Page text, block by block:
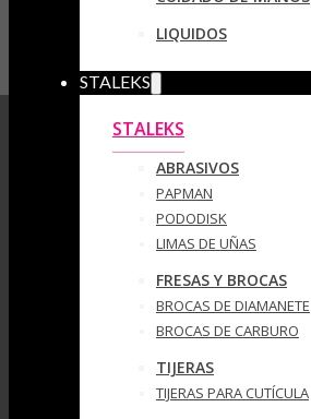
LIQUIDOS
STALEKS
STALEKS
ABRASIVOS
PAPMAN
PODODISK
LIMAS DE UÑAS
FRESAS Y BROCAS
BROCAS DE DIAMANETE
BROCAS DE CARBURO
TIJERAS
TIJERAS PARA CUTÍCULA